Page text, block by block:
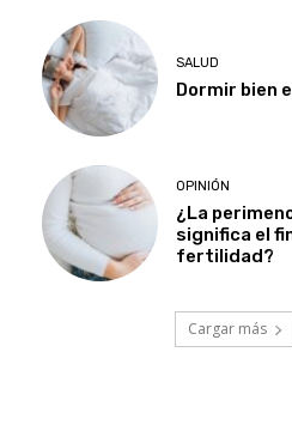
SALUD
Dormir bien
OPINIÓN
¿La
significa el
fertilidad?
Cargar más